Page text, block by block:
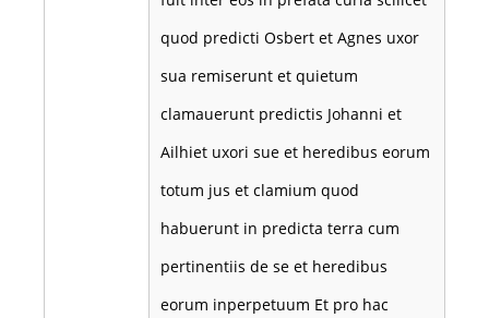
quod predicti Osbert et Agnes uxor
sua remiserunt et quietum
clamauerunt predictis Johanni et
Ailhiet uxori sue et heredibus eorum
totum jus et clamium quod
habuerunt in predicta terra cum
pertinentiis de se et heredibus
eorum inperpetuum Et pro hac